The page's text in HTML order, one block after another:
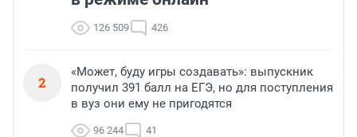
126 509 426
2
«Может, буду игры создавать»: выпускник
получил 391 балл на ЕГЭ, но для поступления
в вуз они ему не пригодятся
96 244 41